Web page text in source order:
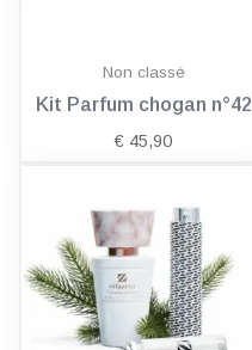
Non classé
Kit Parfum chogan n°42
€ 45,90